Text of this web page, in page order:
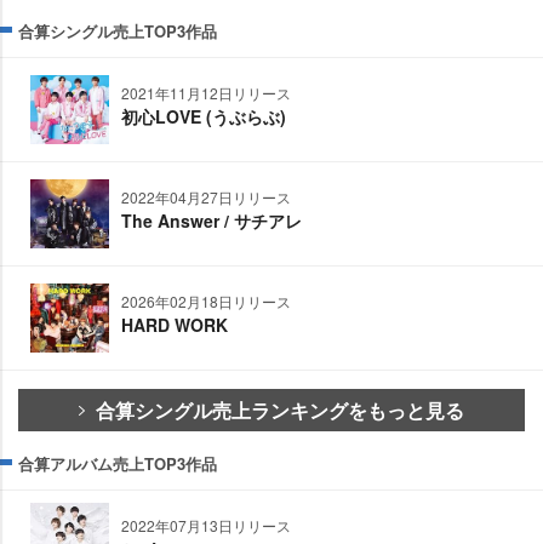
合算シングル売上TOP3作品
2021年11月12日リリース
初心LOVE (うぶらぶ)
2022年04月27日リリース
The Answer / サチアレ
2026年02月18日リリース
HARD WORK
合算シングル売上ランキングをもっと見る
合算アルバム売上TOP3作品
2022年07月13日リリース